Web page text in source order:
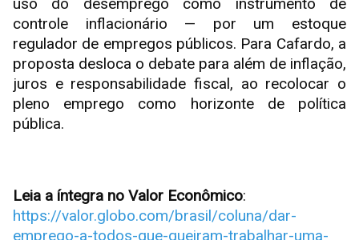
controle inflacionário — por um estoque
regulador de empregos públicos. Para Cafardo, a
proposta desloca o debate para além de inflação,
juros e responsabilidade fiscal, ao recolocar o
pleno emprego como horizonte de política
pública.
Leia a íntegra no Valor Econômico:
https://valor.globo.com/brasil/coluna/dar-
emprego-a-todos-que-queiram-trabalhar-uma-